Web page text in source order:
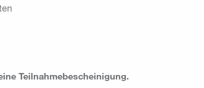
Teilnahmebescheinigung.